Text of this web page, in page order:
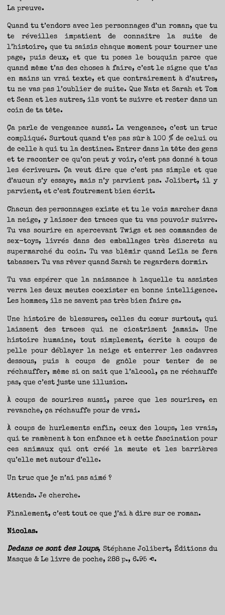
La preuve.
Quand tu t’endors avec les personnages d’un roman, que tu
te réveilles impatient de connaître la suite de
l’histoire, que tu saisis chaque moment pour tourner une
page, puis deux, et que tu poses le bouquin parce que
quand même t’as des choses à faire, c’est le signe que t’as
en mains un vrai texte, et que contrairement à d’autres,
tu ne vas pas l’oublier de suite. Que Nats et Sarah et Tom
et Sean et les autres, ils vont te suivre et rester dans un
coin de ta tête.
Ça parle de vengeance aussi. La vengeance, c’est un truc
compliqué. Surtout quand t’es pas sûr à 100 % de celui ou
de celle à qui tu la destines. Entrer dans la tête des gens
et te raconter ce qu’on peut y voir, c’est pas donné à tous
les écriveurs. Ça veut dire que c’est pas simple et que
d’aucun s’y essaye, mais n’y parvient pas. Jolibert, il y
parvient, et c’est foutrement bien écrit.
Chacun des personnages existe et tu le vois marcher dans
la neige, y laisser des traces que tu vas pouvoir suivre.
Tu vas sourire en apercevant Twigs et ses commandes de
sex-toys, livrés dans des emballages très discrets au
supermarché du coin. Tu vas blêmir quand Leïla se fera
tabasser. Tu vas rêver quand Sarah te regardera dormir.
Tu vas espérer que la naissance à laquelle tu assistes
verra les deux meutes coexister en bonne intelligence.
Les hommes, ils ne savent pas très bien faire ça.
Une histoire de blessures, celles du cœur surtout, qui
laissent des traces qui ne cicatrisent jamais. Une
histoire humaine, tout simplement, écrite à coups de
pelle pour déblayer la neige et enterrer les cadavres
dessous, puis à coups de gnôle pour tenter de se
réchauffer, même si on sait que l’alcool, ça ne réchauffe
pas, que c’est juste une illusion.
À coups de sourires aussi, parce que les sourires, en
revanche, ça réchauffe pour de vrai.
À coups de hurlements enfin, ceux des loups, les vrais,
qui te ramènent à ton enfance et à cette fascination pour
ces animaux qui ont créé la meute et les barrières
qu’elle met autour d’elle.
Un truc que je n’ai pas aimé ?
Attends. Je cherche.
Finalement, c’est tout ce que j’ai à dire sur ce roman.
Nicolas.
Dedans ce sont des loups, Stéphane Jolibert, Éditions du
Masque & Le livre de poche, 288 p., 6.95 €.